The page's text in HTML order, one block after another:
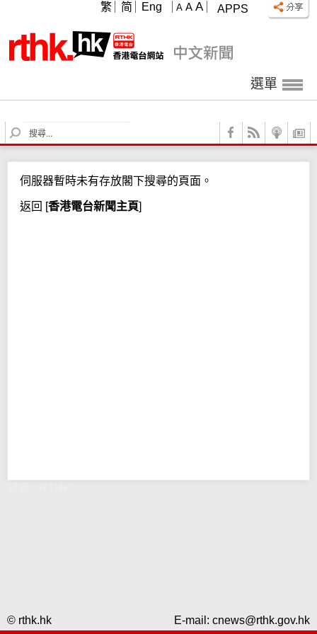
APPS
A A A
繁 简 Eng
選單
S
e
c
h
伺服器暫時未有存放閣下搜尋的頁面。
返回 [香港電台新聞主頁]
© rthk.hk E-mail: cnews@rthk.gov.hk